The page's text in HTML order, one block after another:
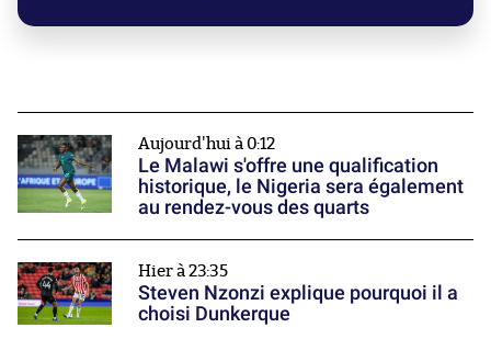
Aujourd'hui à 0:12
Le Malawi s'offre une qualification
historique, le Nigeria sera également
au rendez-vous des quarts
Hier à 23:35
Steven Nzonzi explique pourquoi il a
choisi Dunkerque